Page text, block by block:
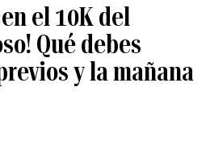
el 10K del
Qué debes
y la mañana